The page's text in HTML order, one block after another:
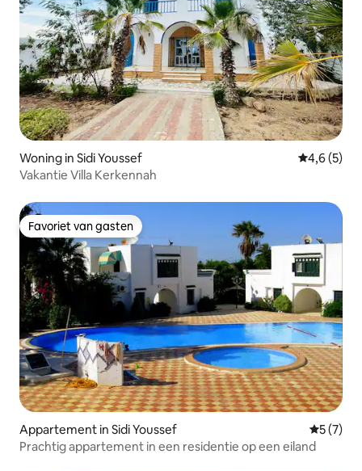
Woning in Sidi Youssef
4,6 (5)
Vakantie Villa Kerkennah
Favoriet van gasten
Favoriet van gasten
Appartement in Sidi Youssef
5 (7)
Prachtig appartement in een residentie op een eiland